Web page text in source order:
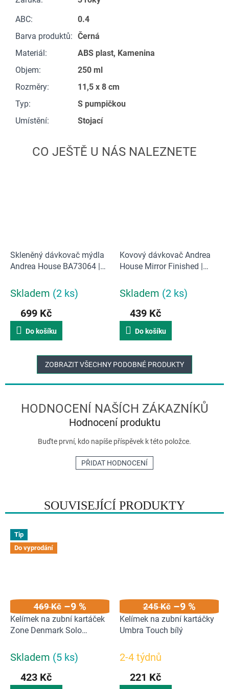
SOUVISEJÍCÍ PRODUKTY
Tip
Do vyprodání
469 Kč –9 %
Kelímek na zubní kartáček
Zone Denmark Solo
Skladem (5 ks)
423 Kč
245 Kč –9 %
Kelímek na zubní kartáčky
Umbra Touch bílý
2-4 týdnů
221 Kč
ABC:
0.4
Barva produktů: Černá
Materiál :
ABS plast, Kamenina
Objem:
250 ml
Rozměry:
11,5 x 8 cm
Typ:
S pumpičkou
Umístění: Stojací
Skleněný dávkovač mýdla
Andrea House BA73064 |
Skladem (2 ks)
699 Kč
Do košíku
Kovový dávkovač Andrea
House Mirror Finished |
Skladem (2 ks)
439 Kč
Do košíku
ZOBRAZIT VŠECHNY PODOBNÉ PRODUKTY
Hodnocení produktu
Buďte první, kdo napíše příspěvek k této položce.
PŘIDAT HODNOCENÍ